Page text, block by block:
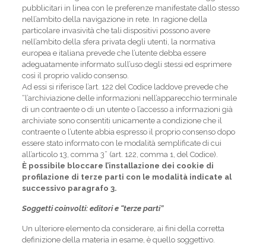
pubblicitari in linea con le preferenze manifestate dallo stesso
nell’ambito della navigazione in rete. In ragione della
particolare invasività che tali dispositivi possono avere
nell’ambito della sfera privata degli utenti, la normativa
europea e italiana prevede che l’utente debba essere
adeguatamente informato sull’uso degli stessi ed esprimere
così il proprio valido consenso.
Ad essi si riferisce l’art. 122 del Codice laddove prevede che
“l’archiviazione delle informazioni nell’apparecchio terminale
di un contraente o di un utente o l’accesso a informazioni già
archiviate sono consentiti unicamente a condizione che il
contraente o l’utente abbia espresso il proprio consenso dopo
essere stato informato con le modalità semplificate di cui
all’articolo 13, comma 3” (art. 122, comma 1, del Codice).
È possibile bloccare l’installazione dei cookie di
profilazione di terze parti con le modalità indicate al
successivo paragrafo 3.
Soggetti coinvolti: editori e “terze parti”
Un ulteriore elemento da considerare, ai fini della corretta
definizione della materia in esame, è quello soggettivo.